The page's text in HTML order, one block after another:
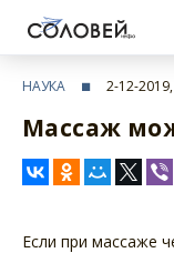
НАУКА 2-12-
Массаж
Если при массаже